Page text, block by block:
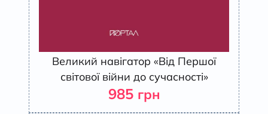
Великий навігатор «Від Першої
світової війни до сучасності»
985 грн